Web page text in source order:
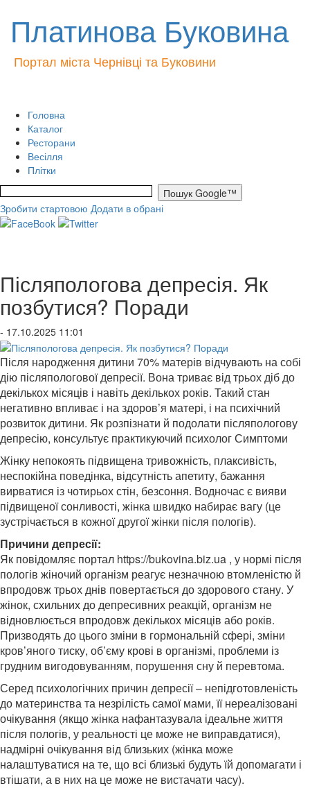
Платинова Буковина
Портал міста Чернівці та Буковини
Головна
Каталог
Ресторани
Весілля
Плітки
Зробити стартовою Додати в обрані
Післяпологова депресія. Як
позбутися? Поради
- 17.10.2025 11:01
Після народження дитини 70% матерів відчувають на собі
дію післяпологової депресії. Вона триває від трьох діб до
декількох місяців і навіть декількох років. Такий стан
негативно впливає і на здоров’я матері, і на психічний
розвиток дитини. Як розпізнати й подолати післяпологову
депресію, консультує практикуючий психологСимптоми
Жінку непокоять підвищена тривожність, плаксивість,
неспокійна поведінка, відсутність апетиту, бажання
вирватися із чотирьох стін, безсоння. Водночас є вияви
підвищеної сонливості, жінка швидко набирає вагу (це
зустрічається в кожної другої жінки після пологів).
Причини депресії:
Як повідомляє портал https://bukovina.biz.ua , у нормі після
пологів жіночий організм реагує незначною втомленістю й
впродовж трьох днів повертається до здорового стану. У
жінок, схильних до депресивних реакцій, організм не
відновлюється впродовж декількох місяців або років.
Призводять до цього зміни в гормональній сфері, зміни
кров’яного тиску, об’єму крові в організмі, проблеми із
грудним вигодовуванням, порушення сну й перевтома.
Серед психологічних причин депресії – непідготовленість
до материнства та незрілість самої мами, її нереалізовані
очікування (якщо жінка нафантазувала ідеальне життя
після пологів, у реальності це може не виправдатися),
надмірні очікування від близьких (жінка може
налаштуватися на те, що всі близькі будуть їй допомагати і
втішати, а в них на це може не вистачати часу).